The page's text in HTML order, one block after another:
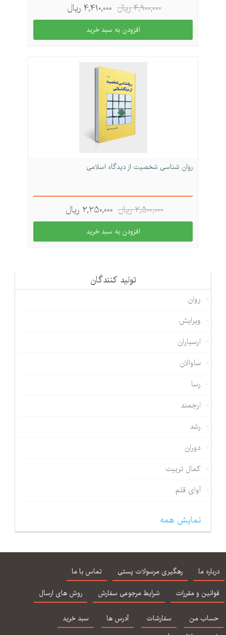
تولید كنندگان
روان
ویرایش
ارسباران
ساوالان
رسا
ارجمند
رشد
دوران
کمال تربیت
آوای قلم
نمایش همه
4,900,000 ريال 4,410,000 ريال
روان شناسی شخصیت از دیدگاه اسلامی
2,500,000 ريال 2,250,000 ريال
درباره ما رهگیری مرسولات پستی
تماس با ما
قوانین و مقررات
شرایط مرجوعی سفارش روش های ارسال
حساب من سفارشات آدرس ها
سبد خرید